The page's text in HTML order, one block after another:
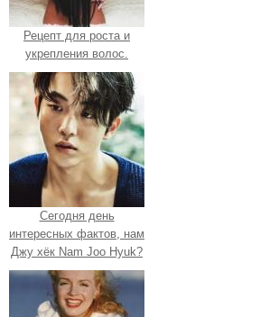
Рецепт для роста и
укрепления волос.
Сегодня день
интересных фактов, нам
Джу хёк Nam Joo Hyuk?